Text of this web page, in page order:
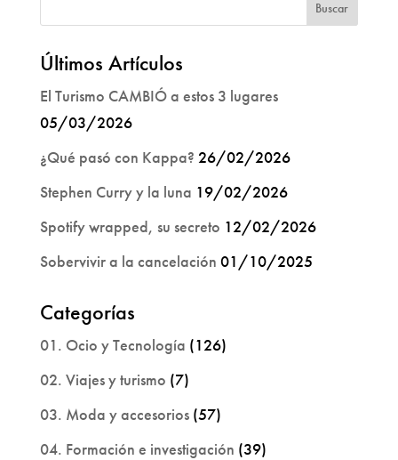
Últimos Artículos
El Turismo CAMBIÓ a estos 3 lugares
05/03/2026
¿Qué pasó con Kappa? 26/02/2026
Stephen Curry y la luna 19/02/2026
Spotify wrapped, su secreto 12/02/2026
Sobervivir a la cancelación 01/10/2025
Categorías
01. Ocio y Tecnología (126)
02. Viajes y turismo (7)
03. Moda y accesorios(57)
04. Formación e investigación (39)